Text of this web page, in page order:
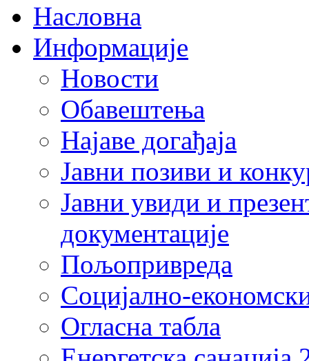
Насловна
Информације
Новости
Обавештења
Најаве догађаја
Јавни позиви и
Јавни увиди и
документације
Пољопривреда
Социјално-
Огласна табла